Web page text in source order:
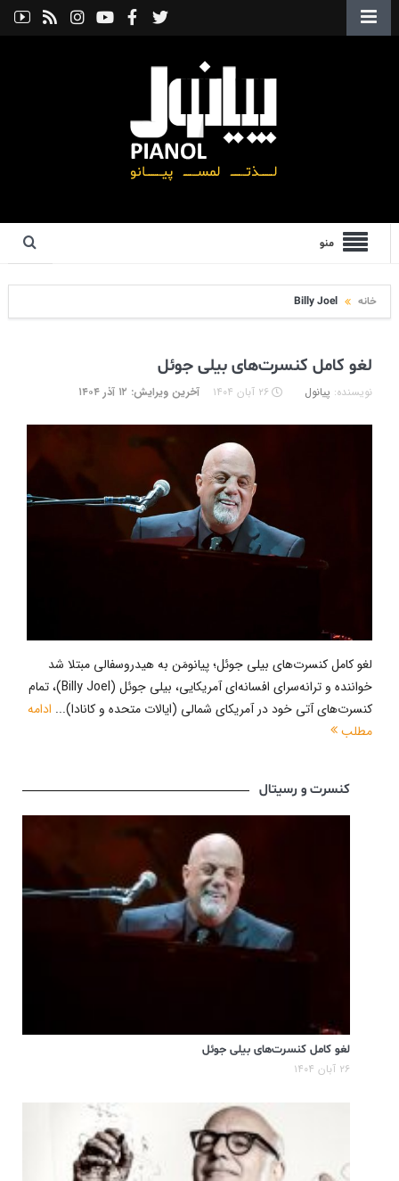
منو
خانه
لغو کامل کنسرت‌های بیلی جوئل
نویسنده: پیانول ۲۶ آبان ۱۴۰۴ آخرین ویرایش: ۱۲ آذر ۱۴۰۴
لغو کامل کنسرت‌های بیلی جوئل؛ پیانومَن به هیدروسفالی مبتلا شد
خواننده و ترانه‌سرای افسانه‌ای آمریکایی، بیلی جوئل (Billy Joel)، تمام
کنسرت‌های آتی خود در آمریکای شمالی (ایالات متحده و کانادا)... ادامه
مطلب
کنسرت و رسیتال
لغو کامل کنسرت‌های بیلی جوئل
۲۶ آبان ۱۴۰۴